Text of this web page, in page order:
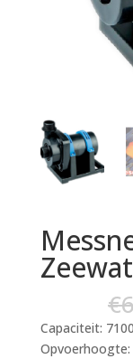
€
Capaciteit: